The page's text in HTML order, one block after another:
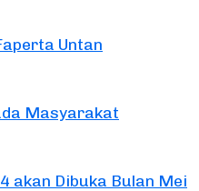
Untan
Masyarakat
akan Dibuka Bulan Mei